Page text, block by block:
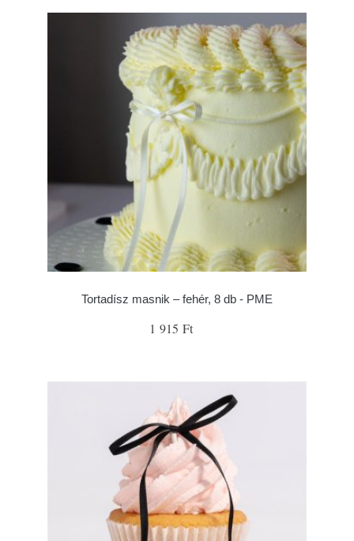
Tortadísz masnik – fehér, 8 db - PME
1 915 Ft